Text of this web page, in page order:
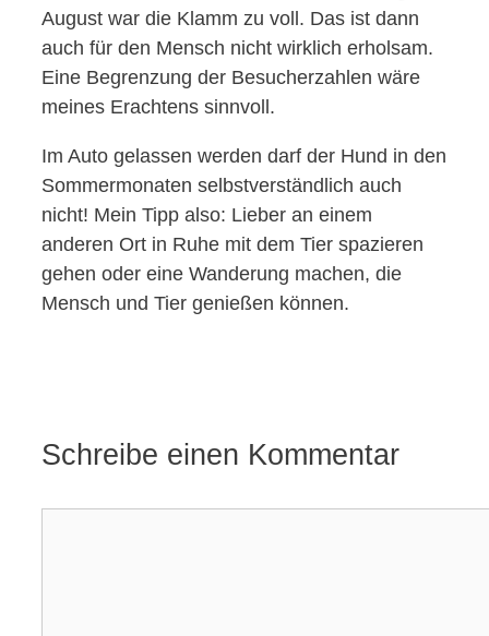
August war die Klamm zu voll. Das ist dann
auch für den Mensch nicht wirklich erholsam.
Eine Begrenzung der Besucherzahlen wäre
meines Erachtens sinnvoll.
Im Auto gelassen werden darf der Hund in den
Sommermonaten selbstverständlich auch
nicht! Mein Tipp also: Lieber an einem
anderen Ort in Ruhe mit dem Tier spazieren
gehen oder eine Wanderung machen, die
Mensch und Tier genießen können.
Schreibe einen Kommentar